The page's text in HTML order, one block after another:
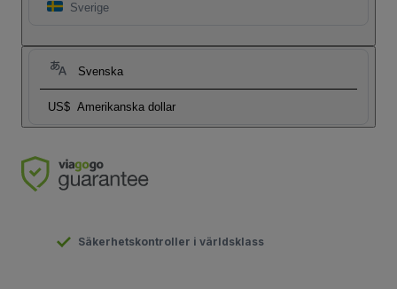
Sverige
Svenska
US$ Amerikanska dollar
Säkerhetskontroller i världsklass